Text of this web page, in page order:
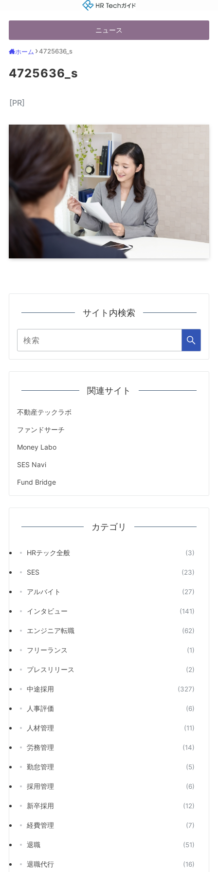
HR Techガイド
ニュース
ホーム 4725636_s
4725636_s
サイト内検索
関連サイト
不動産テックラボ
ファンドサーチ
Money Labo
SES Navi
Fund Bridge
カテゴリ
HRテック全般 (3)
SES (23)
アルバイト (27)
インタビュー (141)
エンジニア転職 (62)
フリーランス (1)
プレスリリース (2)
中途採用 (327)
人事評価 (6)
人材管理 (11)
労務管理 (14)
勤怠管理 (5)
採用管理 (6)
新卒採用 (12)
経費管理 (7)
退職 (51)
退職代行 (16)